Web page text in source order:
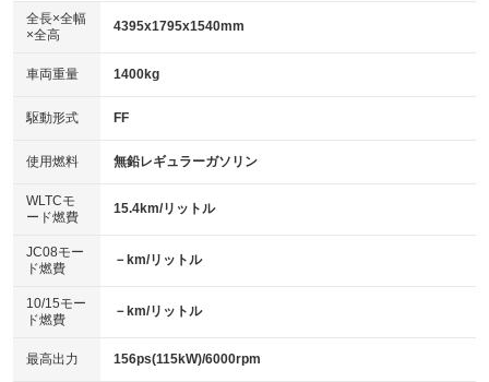
：装備なし
パワーウィンドウ
アイドリングストップ
：装備あり
USB入力端子
：装備あり
100V電源
：装備なし
センターデフロック
：装備なし
電動格納ミラー
：装備あり
：装備あり
革シート
キーレス
HID(キセノンライト)
：装備なし
バックカメラ
：装備あり
エアロ
：装備なし
：装備なし
パワーシート
ベンチシート
：装備なし
チップアップシート
：装備なし
全長×全幅
×全高
4395x1795x1540mm
車両重量 1400kg
駆動形式 FF
使用燃料 無鉛レギュラーガソリン
WLTCモ
ード燃費
15.4km/リットル
JC08モー
ド燃費
－km/リットル
10/15モー
ド燃費
－km/リットル
最高出力 156ps(115kW)/6000rpm